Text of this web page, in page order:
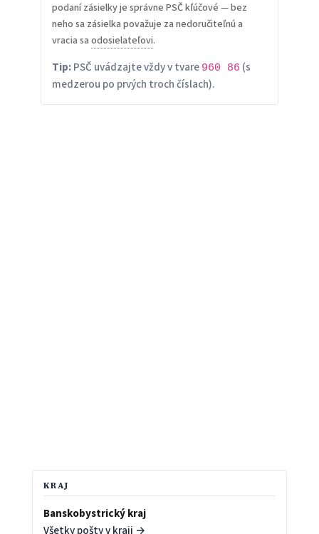
podaní zásielky je správne PSČ kľúčové — bez
neho sa zásielka považuje za nedoručiteľnú a
vracia sa odosielateľovi.
Tip:PSČ uvádzajte vždy v tvare 960 86 (s
medzerou po prvých troch číslach).
KRAJ
Banskobystrický kraj
Všetky pošty v kraji →